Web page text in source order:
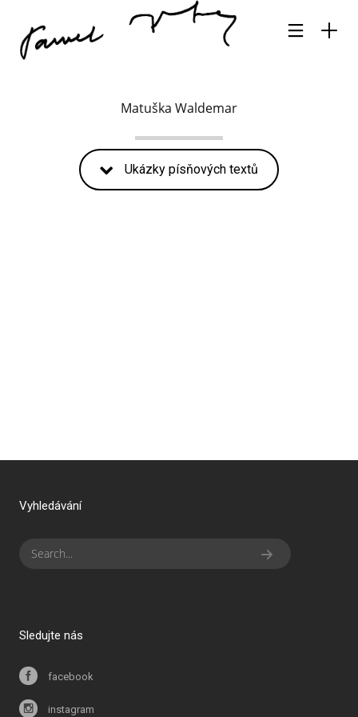
Matuška Waldemar
Ukázky písňových textů
Vyhledávání
Sledujte nás
facebook
instagram